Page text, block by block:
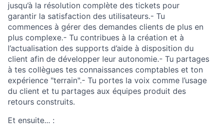
jusqu’à la résolution complète des tickets pour
garantir la satisfaction des utilisateurs.- Tu
commences à gérer des demandes clients de plus en
plus complexe.- Tu contribues à la création et à
l’actualisation des supports d’aide à disposition du
client afin de développer leur autonomie.- Tu partages
à tes collègues tes connaissances comptables et ton
expérience "terrain".- Tu portes la voix comme l’usage
du client et tu partages aux équipes produit des
retours construits.
Et ensuite... :